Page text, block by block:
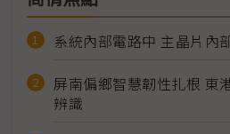
系統內部電路中 主晶片內
屏南偏鄉智慧韌性扎根 東
辨識